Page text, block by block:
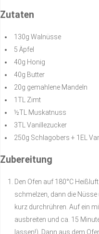
Zutaten
130g Walnüsse
5 Äpfel
40g Honig
40g Butter
20g gemahlene Mandeln
1TL Zimt
½TL Muskatnuss
3TL Vanillezucker
250g Schlagobers + 1EL
Zubereitung
Den Ofen auf 180°C
schmelzen, dann die
kurz durchrühren. Auf ein
ausbreiten und ca. 15
lassen!). Dann aus dem